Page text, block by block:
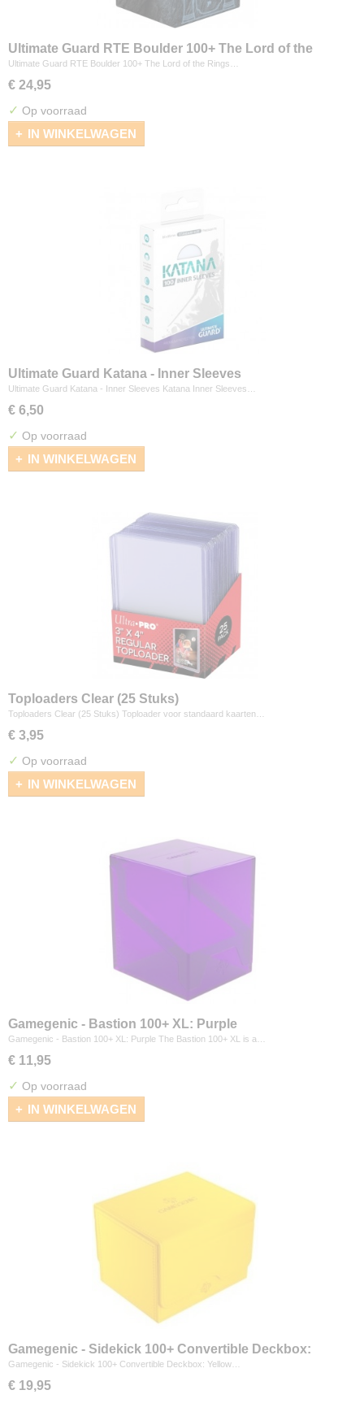
Ultimate Guard RTE Boulder 100+ The Lord of the
Rings "Places of Middle-earth" - Mines of Moria
Ultimate Guard RTE Boulder 100+ The Lord of the Rings…
€ 24,95
✓ Op voorraad
IN WINKELWAGEN
Ultimate Guard Katana - Inner Sleeves
Ultimate Guard Katana - Inner Sleeves Katana Inner Sleeves…
€ 6,50
✓ Op voorraad
IN WINKELWAGEN
Toploaders Clear (25 Stuks)
Toploaders Clear (25 Stuks) Toploader voor standaard kaarten…
€ 3,95
✓ Op voorraad
IN WINKELWAGEN
Gamegenic - Bastion 100+ XL: Purple
Gamegenic - Bastion 100+ XL: Purple The Bastion 100+ XL is a…
€ 11,95
✓ Op voorraad
IN WINKELWAGEN
Gamegenic - Sidekick 100+ Convertible Deckbox:
Yellow
Gamegenic - Sidekick 100+ Convertible Deckbox: Yellow…
€ 19,95